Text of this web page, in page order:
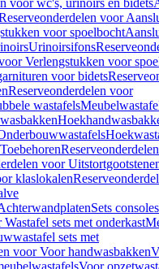
voor wc's, urinoirs en bidets
voor
voor spoelbocht
Urinoirsifons
Verlengstukken voor
voor bidets
Reserveonderdelen voor
wastafels
Toebehoren
voor
klaslokalen
Sets consoles
sets met onderkast
sets met
voor Voor handwasbakken
Voor